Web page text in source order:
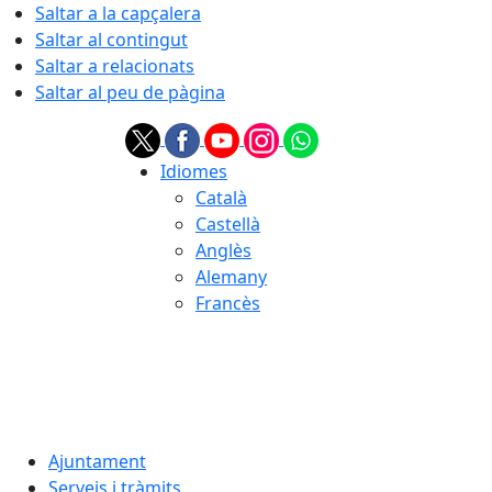
Saltar a la capçalera
Saltar al contingut
Saltar a relacionats
Saltar al peu de pàgina
Idiomes
Català
Castellà
Anglès
Alemany
Francès
Ajuntament